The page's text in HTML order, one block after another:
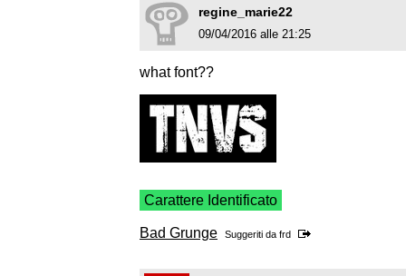
regine_marie22
09/04/2016 alle 21:25
what font??
Carattere Identificato
Bad Grunge Suggeriti da frd